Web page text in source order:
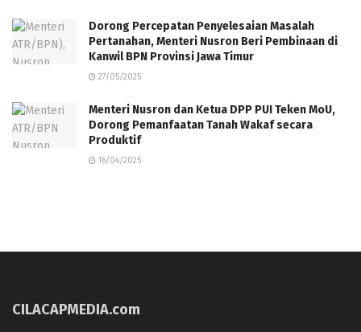
Dorong Percepatan Penyelesaian Masalah
Pertanahan, Menteri Nusron Beri Pembinaan di
Kanwil BPN Provinsi Jawa Timur
27/05/2025
Menteri Nusron dan Ketua DPP PUI Teken MoU,
Dorong Pemanfaatan Tanah Wakaf secara
Produktif
16/04/2025
CILACAPMEDIA.com